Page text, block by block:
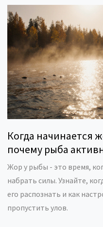
Когда начинается
почему рыба
Жор у рыбы - это время,
набрать силы. Узнайте,
его распознать и как
пропустить улов.